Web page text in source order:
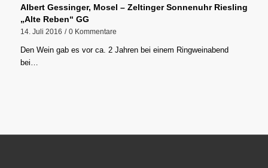
Albert Gessinger, Mosel – Zeltinger Sonnenuhr Riesling
„Alte Reben“ GG
14. Juli 2016 / 0 Kommentare
Den Wein gab es vor ca. 2 Jahren bei einem Ringweinabend
bei…